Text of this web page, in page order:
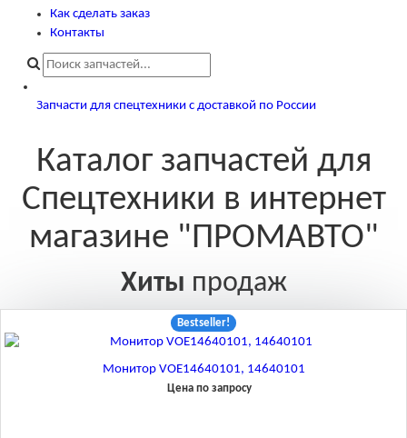
Как сделать заказ
Контакты
Запчасти для спецтехники с доставкой по России
Каталог запчастей для
Спецтехники в интернет
магазине "ПРОМАВТО"
Хиты продаж
Bestseller!
Монитор VOE14640101, 14640101
Цена по запросу